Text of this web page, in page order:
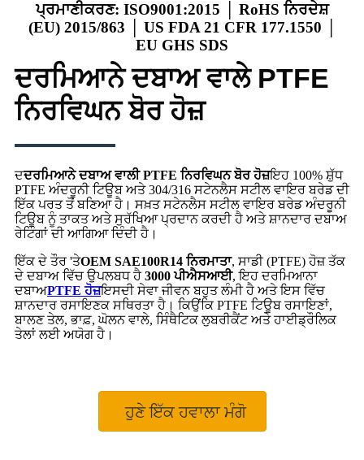
ਪ੍ਰਮਾਣੀਕਰਣ: ISO9001:2015 │ RoHS ਨਿਰਦੇਸ਼
(EU) 2015/863 │ US FDA 21 CFR 177.1550 │
EU GHS SDS
ਦਰਮਿਆਨੇ ਦਬਾਅ ਵਾਲੇ PTFE
ਨਿਰਵਿਘਨ ਬੋਰ ਹੋਜ਼
ਦਦਰਮਿਆਨੇ ਦਬਾਅ ਵਾਲੀ PTFE ਨਿਰਵਿਘਨ ਬੋਰ ਹੋਜ਼ਇਹ 100% ਸ਼ੁੱਧ
PTFE ਅੰਦਰੂਨੀ ਟਿਊਬ ਅਤੇ 304/316 ਸਟੇਨਲੈਸ ਸਟੀਲ ਵਾਇਰ ਬਰੇਡ ਦੀ
ਇੱਕ ਪਰਤ ਤੋਂ ਬਣਿਆ ਹੈ। ਸਖ਼ਤ ਸਟੇਨਲੈਸ ਸਟੀਲ ਵਾਇਰ ਬਰੇਡ ਅੰਦਰੂਨੀ
ਟਿਊਬ ਨੂੰ ਤਾਕਤ ਅਤੇ ਸੁਰੱਖਿਆ ਪ੍ਰਦਾਨ ਕਰਦੀ ਹੈ ਅਤੇ ਸ਼ਾਨਦਾਰ ਦਬਾਅ
ਰੇਟਿੰਗਾਂ ਦੀ ਆਗਿਆ ਦਿੰਦੀ ਹੈ।
ਇੱਕ ਦੇ ਤੌਰ 'ਤੇOEM SAE100R14 ਨਿਰਮਾਤਾ, ਸਾਡੀ (PTFE) ਹੋਜ਼ ਤੱਕ
ਦੇ ਦਬਾਅ ਵਿੱਚ ਉਪਲਬਧ ਹੈ 3000 ਪੀਐਸਆਈ, ਇਹ ਦਰਮਿਆਨਾ
ਦਬਾਅPTFE ਹੋਜ਼ਇਸਦੀ ਸੇਵਾ ਜੀਵਨ ਬਹੁਤ ਲੰਮੀ ਹੈ ਅਤੇ ਇਸ ਵਿੱਚ
ਸ਼ਾਨਦਾਰ ਰਸਾਇਣਕ ਸਥਿਰਤਾ ਹੈ। ਕਿਉਂਕਿ PTFE ਟਿਊਬ ਰਸਾਇਣਾਂ,
ਬਾਲਣ ਤੇਲ, ਭਾਫ਼, ਘੋਲਨ ਵਾਲੇ, ਸਿੰਥੈਟਿਕ ਲੁਬਰੀਕੈਂਟ ਅਤੇ ਹਾਈਡ੍ਰੌਲਿਕ
ਤੇਲਾਂ ਲਈ ਅਯੋਗ ਹੈ।
ਹੁਣੇ ਇੱਕ ਹਵਾਲਾ ਮੰਗੋ